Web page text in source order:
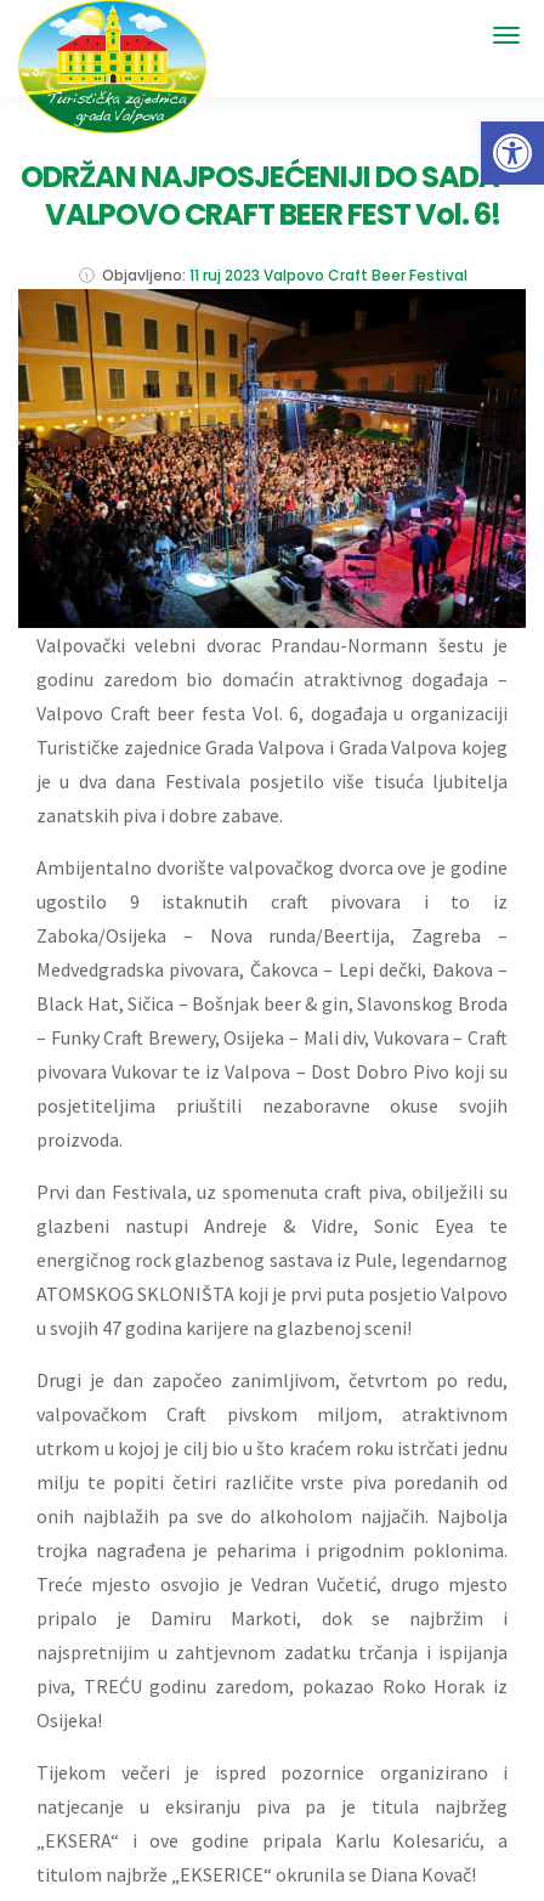
ODRŽAN NAJPOSJEĆENIJI DO SADA –
VALPOVO CRAFT BEER FEST Vol. 6!
Objavljeno: 11 ruj 2023 Valpovo Craft Beer Festival
Valpovački velebni dvorac Prandau-Normann šestu je
godinu zaredom bio domaćin atraktivnog događaja –
Valpovo Craft beer festa Vol. 6, događaja u organizaciji
Turističke zajednice Grada Valpova i Grada Valpova kojeg
je u dva dana Festivala posjetilo više tisuća ljubitelja
zanatskih piva i dobre zabave.
Ambijentalno dvorište valpovačkog dvorca ove je godine
ugostilo 9 istaknutih craft pivovara i to iz
Zaboka/Osijeka – Nova runda/Beertija, Zagreba –
Medvedgradska pivovara, Čakovca – Lepi dečki, Đakova –
Black Hat, Sičica – Bošnjak beer & gin, Slavonskog Broda
– Funky Craft Brewery, Osijeka – Mali div, Vukovara – Craft
pivovara Vukovar te iz Valpova – Dost Dobro Pivo koji su
posjetiteljima priuštili nezaboravne okuse svojih
proizvoda.
Prvi dan Festivala, uz spomenuta craft piva, obilježili su
glazbeni nastupi Andreje & Vidre, Sonic Eyea te
energičnog rock glazbenog sastava iz Pule, legendarnog
ATOMSKOG SKLONIŠTA koji je prvi puta posjetio Valpovo
u svojih 47 godina karijere na glazbenoj sceni!
Drugi je dan započeo zanimljivom, četvrtom po redu,
valpovačkom Craft pivskom miljom, atraktivnom
utrkom u kojoj je cilj bio u što kraćem roku istrčati jednu
milju te popiti četiri različite vrste piva poredanih od
onih najblažih pa sve do alkoholom najjačih. Najbolja
trojka nagrađena je peharima i prigodnim poklonima.
Treće mjesto osvojio je Vedran Vučetić, drugo mjesto
pripalo je Damiru Markoti, dok se najbržim i
najspretnijim u zahtjevnom zadatku trčanja i ispijanja
piva, TREĆU godinu zaredom, pokazao Roko Horak iz
Osijeka!
Tijekom večeri je ispred pozornice organizirano i
natjecanje u eksiranju piva pa je titula najbržeg
„EKSERA“ i ove godine pripala Karlu Kolesariću, a
titulom najbrže „EKSERICE“ okrunila se Diana Kovač!